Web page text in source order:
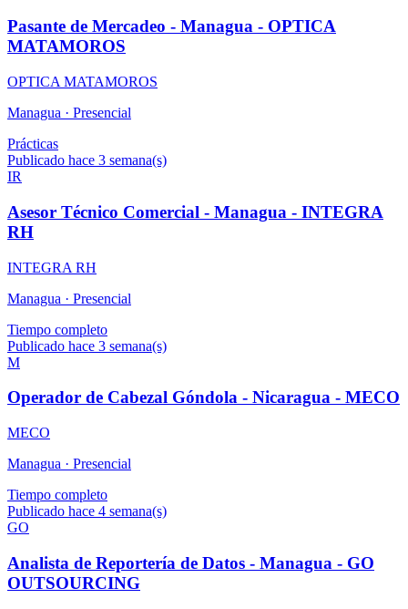
Pasante de Mercadeo - Managua - OPTICA
MATAMOROS
OPTICA MATAMOROS
Managua · Presencial
Prácticas
Publicado hace 3 semana(s)
IR
Asesor Técnico Comercial - Managua - INTEGRA
RH
INTEGRA RH
Managua · Presencial
Tiempo completo
Publicado hace 3 semana(s)
M
Operador de Cabezal Góndola - Nicaragua - MECO
MECO
Managua · Presencial
Tiempo completo
Publicado hace 4 semana(s)
GO
Analista de Reportería de Datos - Managua - GO
OUTSOURCING